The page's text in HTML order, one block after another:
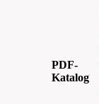
PDF-
Katalog